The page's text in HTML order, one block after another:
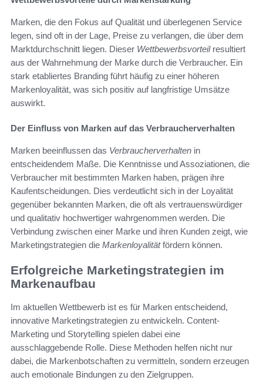
Marken, die den Fokus auf Qualität und überlegenen Service
legen, sind oft in der Lage, Preise zu verlangen, die über dem
Marktdurchschnitt liegen. Dieser Wettbewerbsvorteilresultiert
aus der Wahrnehmung der Marke durch die Verbraucher. Ein
stark etabliertes Branding führt häufig zu einer höheren
Markenloyalität, was sich positiv auf langfristige Umsätze
auswirkt.
Der Einfluss von Marken auf das Verbraucherverhalten
Marken beeinflussen das Verbraucherverhalten in
entscheidendem Maße. Die Kenntnisse und Assoziationen, die
Verbraucher mit bestimmten Marken haben, prägen ihre
Kaufentscheidungen. Dies verdeutlicht sich in der Loyalität
gegenüber bekannten Marken, die oft als vertrauenswürdiger
und qualitativ hochwertiger wahrgenommen werden. Die
Verbindung zwischen einer Marke und ihren Kunden zeigt, wie
Marketingstrategien die Markenloyalitätfördern können.
Erfolgreiche Marketingstrategien im
Markenaufbau
Im aktuellen Wettbewerb ist es für Marken entscheidend,
innovative Marketingstrategien zu entwickeln. Content-
Marketing und Storytelling spielen dabei eine
ausschlaggebende Rolle. Diese Methoden helfen nicht nur
dabei, die Markenbotschaften zu vermitteln, sondern erzeugen
auch emotionale Bindungen zu den Zielgruppen.